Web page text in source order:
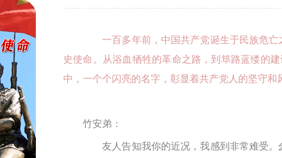
一百多年前，中国共产党诞生于民族危
史使命。从浴血牺牲的革命之路，到筚路蓝缕的
中，一个个闪亮的名字，彰显着共产党人的坚守和
竹安弟：
友人告知我你的近况，我感到非常难受。